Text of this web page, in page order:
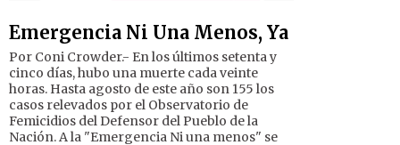
Emergencia Ni Una Menos, Ya
Por Coni Crowder.- En los últimos setenta y
cinco días, hubo una muerte cada veinte
horas. Hasta agosto de este año son 155 los
casos relevados por el Observatorio de
Femicidios del Defensor del Pueblo de la
Nación. A la "Emergencia Ni una menos" se